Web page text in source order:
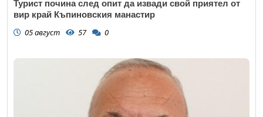
Турист почина след опит да извади свой приятел от
вир край Къпиновския манастир
05 август 57 0